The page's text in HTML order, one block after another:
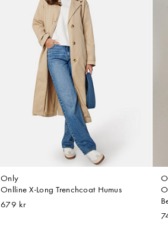
Only
Onlline X-Long Trenchcoat Humus
679 kr